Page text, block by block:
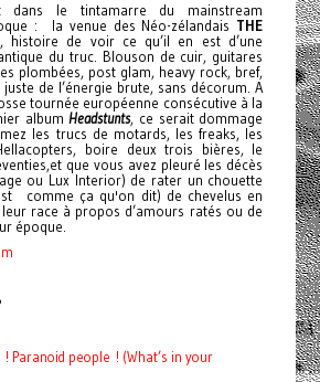
dans le tintamarre du mainstream
: la venue des Néo-zélandais THE
histoire de voir ce qu’il en est d’une
du truc. Blouson de cuir, guitares
plombées, post glam, heavy rock, bref,
de l’énergie brute, sans décorum. A
tournée européenne consécutive à la
albumHeadstunts, ce serait dommage
les trucs de motards, les freaks, les
boire deux trois bières, le
que vous avez pleuré les décès
ou Lux Interior) de rater un chouette
comme ça qu'on dit) de chevelus en
race à propos d’amours ratés ou de
époque.
! Paranoid people ! (What’s in your